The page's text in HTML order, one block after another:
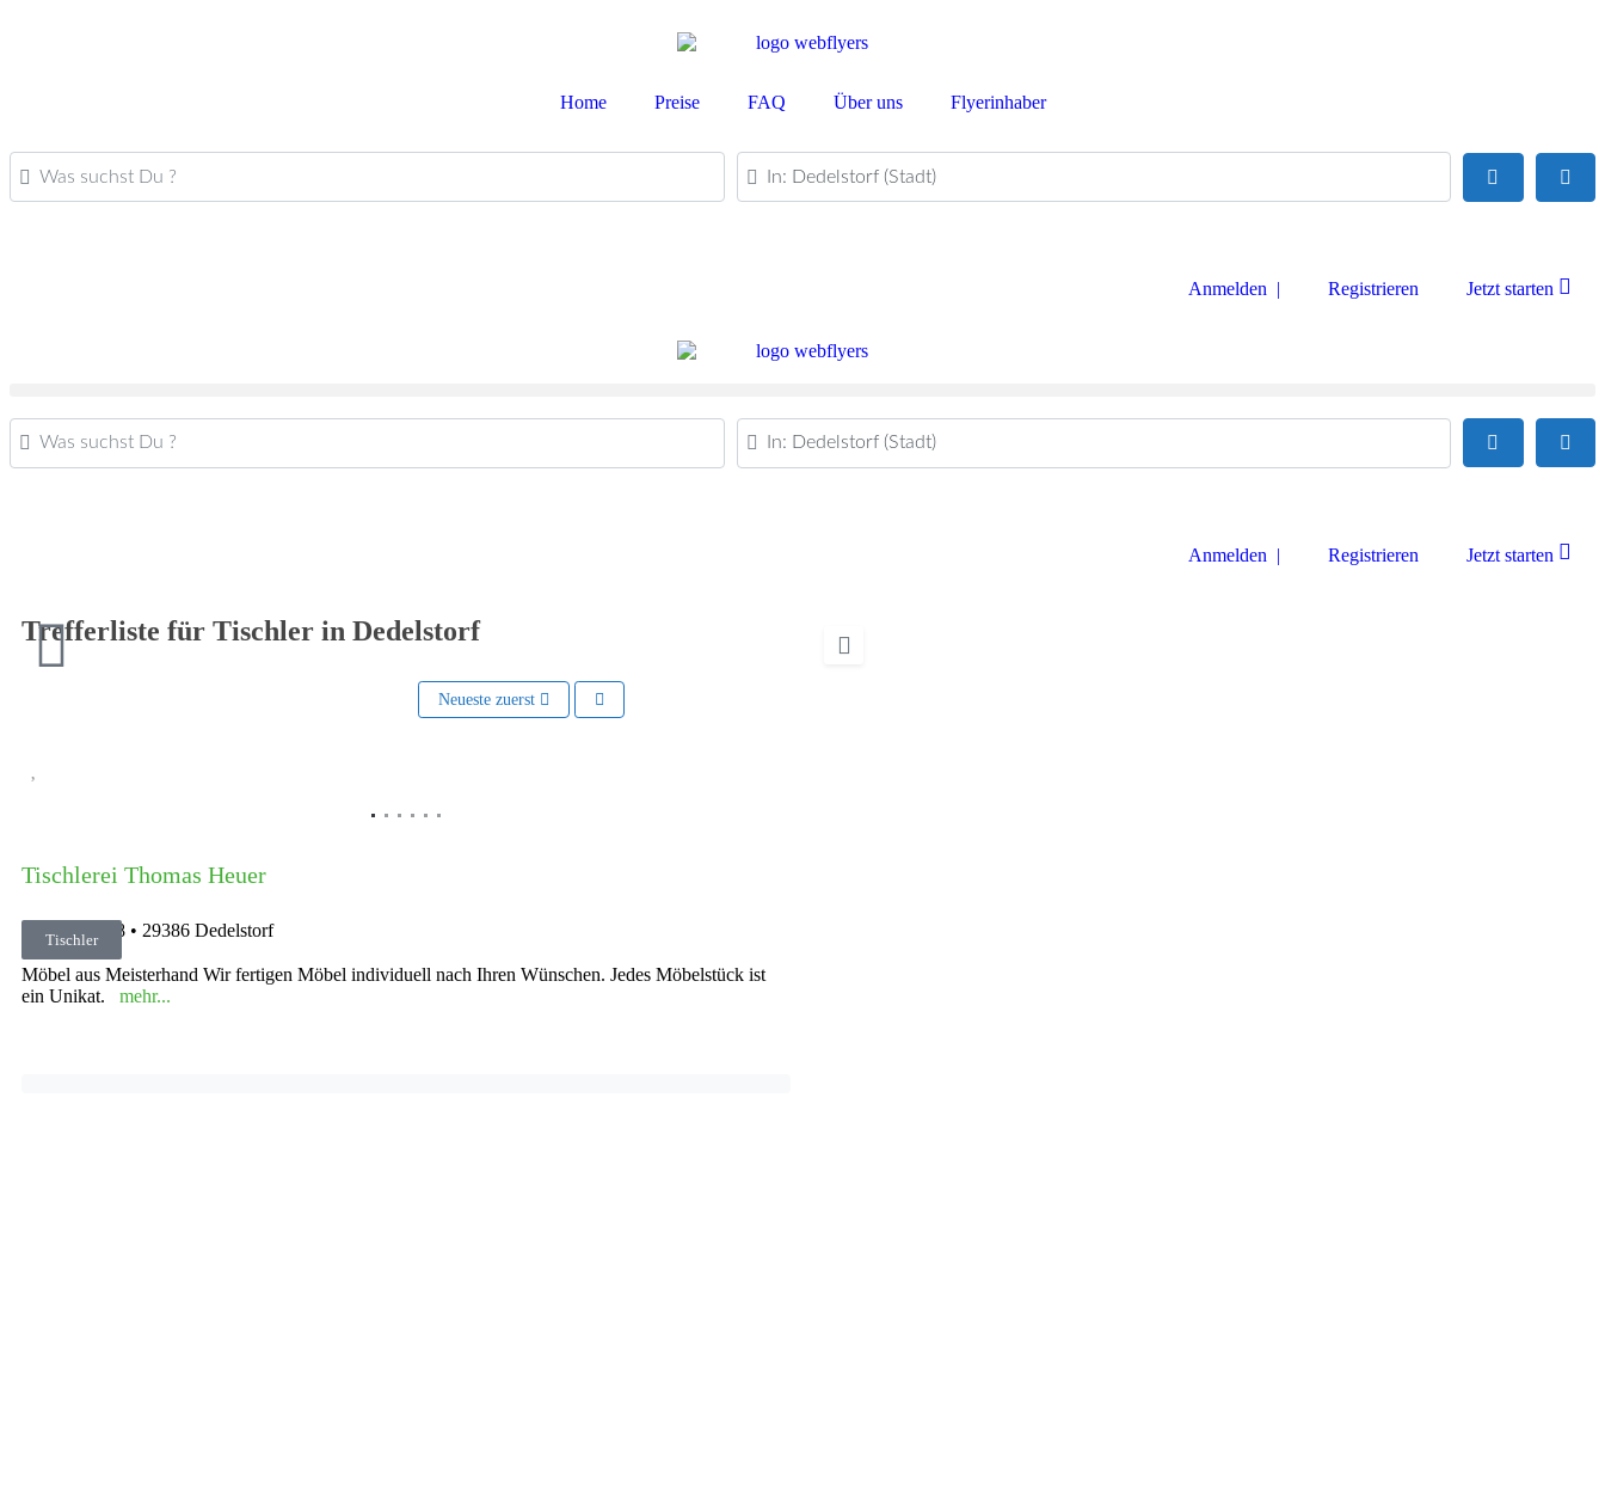
Home Preise FAQ Über uns Flyerinhaber
Was suchst Du ? PLZ oder Ort
Anmelden | Registrieren Jetzt starten
Was suchst Du ? PLZ oder Ort
Anmelden | Registrieren Jetzt starten
Trefferliste für Tischler in Dedelstorf
Neueste zuerst
Tischlerei Thomas Heuer
Tischler
Dorfstraße 18 • 29386 Dedelstorf
Möbel aus Meisterhand Wir fertigen Möbel individuell nach Ihren Wünschen. Jedes Möbelstück ist
ein Unikat. mehr...